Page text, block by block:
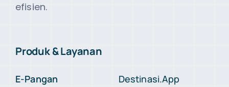
efisien.
Produk & Layanan
E-Pangan
Destinasi.App